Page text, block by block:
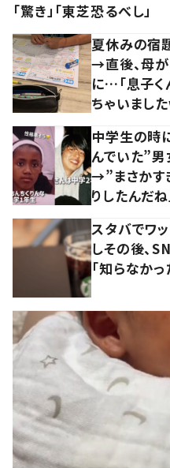
「驚き」「東芝恐るべし」
夏休みの宿
→直後、母が
に…「息子く
ちゃいまし
中学生の時
んでいた”
→”まさかす
りしたんだね
スタバでワ
しその後、
「知らなかっ